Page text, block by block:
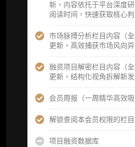
新，内容依托于平台深度
阅读时间，快速获取核心判
市场脉搏分析栏目内容（
更新，高效捕获市场风向异
融资项目解密栏目内容（
更新，结构化视角拆解新发
会员周报（一周精华高效吸
解锁查阅本会员权限的栏
项目融资数据库
机构专属社群（与业内高
研精进）
可下载报告 PDF 版（18 次
数据库产品 CSV 下载(可根
供，2次/年)
研究报告栏目内容 (所有项
列研报全量解锁且每周上新
系等核心基础设施与应用演
Web3 产业的长期演进脉络
晚”)